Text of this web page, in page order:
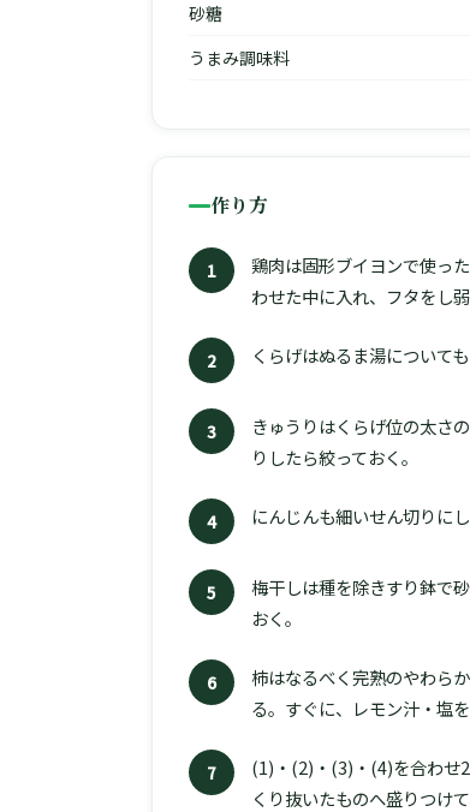
砂糖
うまみ調味料
作り方
1
鶏肉は固形ブイヨンで使っ
わせた中に入れ、フタをし
2 くらげはぬるま湯について
3
きゅうりはくらげ位の太さ
りしたら絞っておく。
4 にんじんも細いせん切りに
5
梅干しは種を除きすり鉢で
おく。
6
柿はなるべく完熟のやわら
る。すぐに、レモン汁・塩
7
(1)・(2)・(3)・(4)を合わせ
くり抜いたものへ盛りつけ